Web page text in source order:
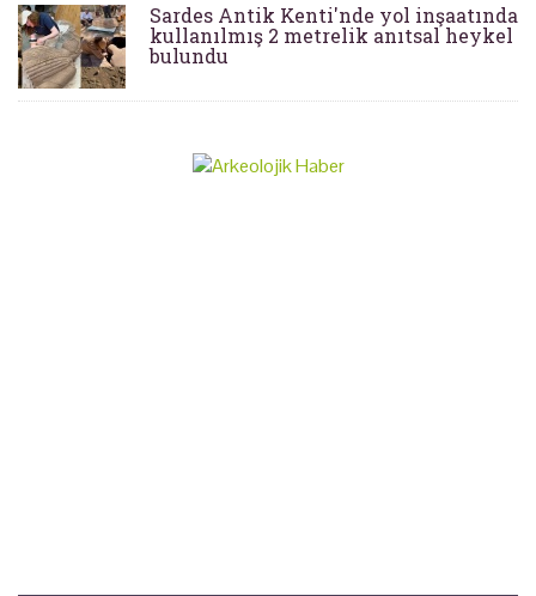
Sardes Antik Kenti'nde yol inşaatında
kullanılmış 2 metrelik anıtsal heykel
bulundu